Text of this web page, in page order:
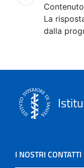
La
dalla
I NOSTRI CONTATTI